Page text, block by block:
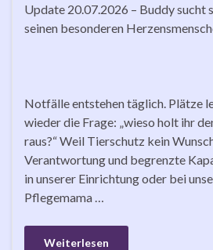
Update 20.07.2026 – Buddy sucht
seinen besonderen
Notfälle entstehen täglich. Plätze
wieder die Frage: „wieso holt ihr
raus?“ Weil Tierschutz kein
Verantwortung und begrenzte
in unserer Einrichtung oder bei
Pflegemama …
Weiterlesen